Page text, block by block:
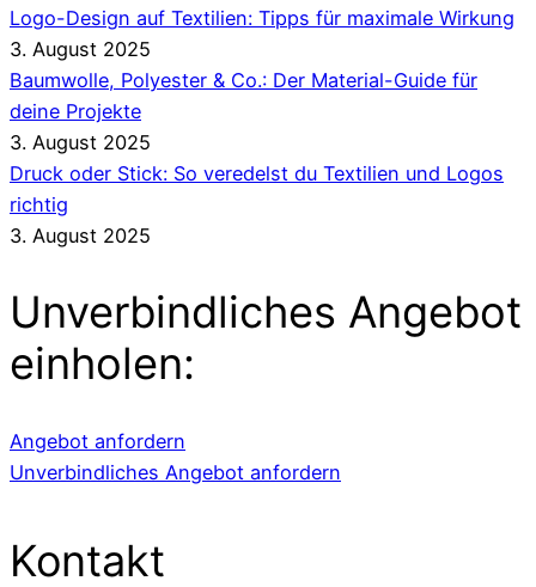
Logo-Design auf Textilien: Tipps für maximale Wirkung
3. August 2025
Baumwolle, Polyester & Co.: Der Material-Guide für
deine Projekte
3. August 2025
Druck oder Stick: So veredelst du Textilien und Logos
richtig
3. August 2025
Unverbindliches Angebot
einholen:
Angebot anfordern
Unverbindliches Angebot anfordern
Kontakt